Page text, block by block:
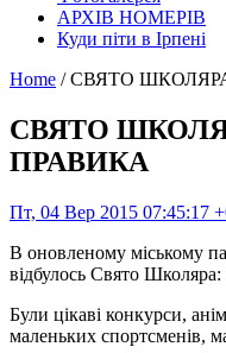
АРХІВ НОМЕРІВ
Куди піти в Ірпені
Home / СВЯТО
СВЯТО
ПРАВИКА
Пт, 04 Вер 2015 07:45:17
В оновленому міському
відбулось Свято Школяра:
Були цікаві конкурси,
маленьких спортсменів,